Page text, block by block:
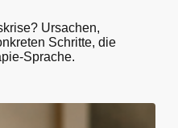
Ursachen,
Schritte, die
Sprache.